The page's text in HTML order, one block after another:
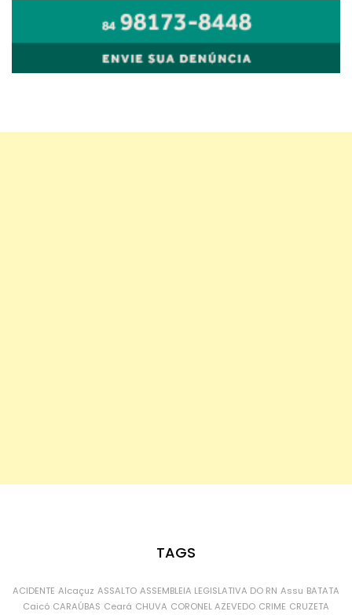
TAGS
ACIDENTE Alcaçuz ASSALTO ASSEMBLEIA LEGISLATIVA DO RN Assu BATATA
Caicó CARAÚBAS Ceará CHUVA CORONEL AZEVEDO CRIME CRUZETA